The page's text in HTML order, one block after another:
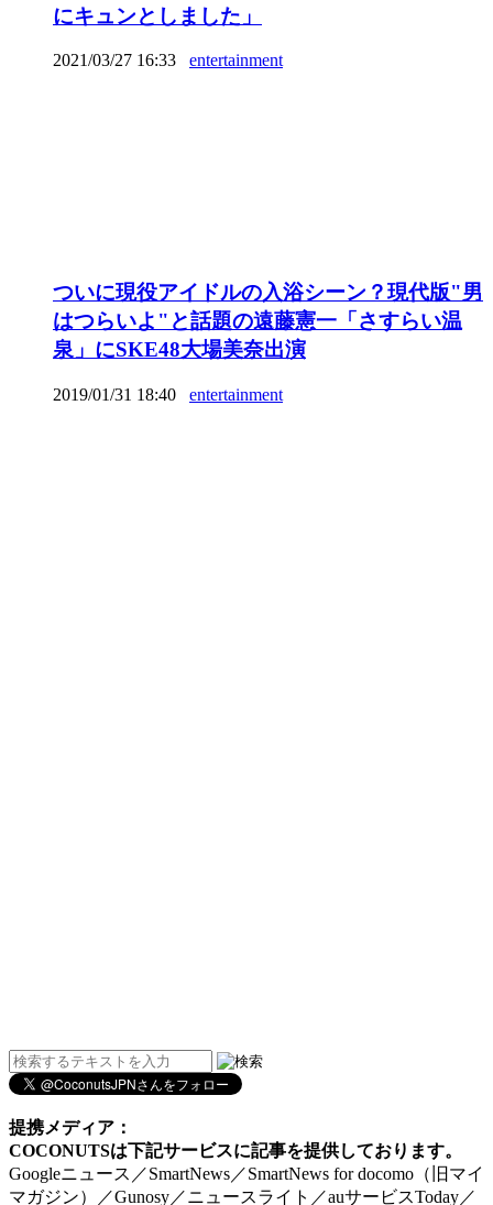
にキュンとしました」
2021/03/27 16:33 entertainment
ついに現役アイドルの入浴シーン？現代版"男
はつらいよ"と話題の遠藤憲一「さすらい温
泉」にSKE48大場美奈出演
2019/01/31 18:40 entertainment
提携メディア：
COCONUTSは下記サービスに記事を提供しております。
Googleニュース／SmartNews／SmartNews for docomo（旧マイ
マガジン）／Gunosy／ニュースライト／auサービスToday／